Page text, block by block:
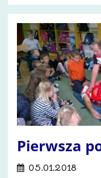
Pierwsza
05.01.2018